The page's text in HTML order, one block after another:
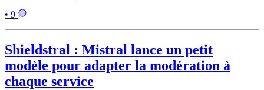
• 9
Shieldstral : Mistral lance un petit
modèle pour adapter la modération à
chaque service